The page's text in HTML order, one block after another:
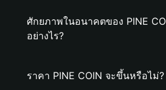
ศักยภาพในอนาคตของ PINE
อย่างไร?
ราคา PINE COIN จะขึ้นหรือไม่?